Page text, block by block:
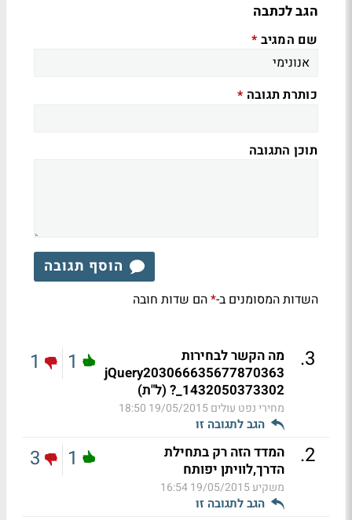
הגב לכתבה
שם המגיב *
כותרת תגובה *
תוכן התגובה
הוסף תגובה
השדות המסומנים ב-*הם שדות חובה
3
.
מה הקשר לבחירות
jQuery203066635677870363
_1432050373302? (ל"ת)
מחירי נפט עולים19/05/2015 18:50
הגב לתגובה זו
1
1
2
.
המדד הזה רק בתחילת
הדרך,לוויתן יפותח
משקיע19/05/2015 16:54
הגב לתגובה זו
1
3